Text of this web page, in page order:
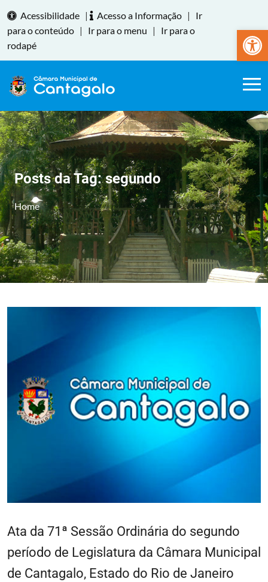
Abrir
Acessibilidade | Acesso a Informação |
Ir
para o conteúdo | Ir para o menu |
Ir para o
rodapé
Posts da Tag:segundo
Home
Ata da 71ª Sessão Ordinária do segundo
período de Legislatura da Câmara Municipal
de Cantagalo, Estado do Rio de Janeiro